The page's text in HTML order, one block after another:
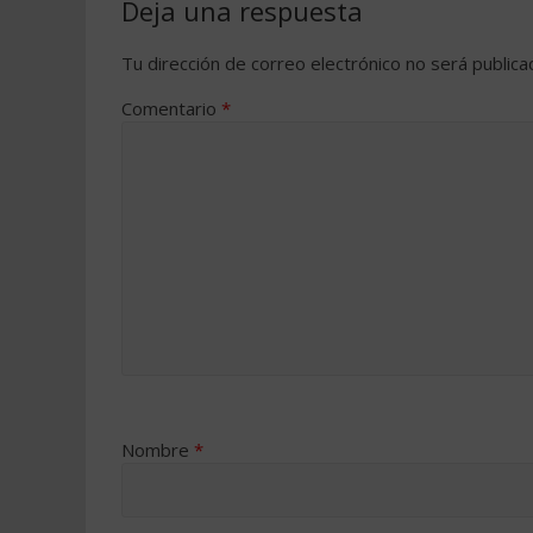
Deja una respuesta
Tu dirección de correo electrónico no será
Comentario *
Nombre *